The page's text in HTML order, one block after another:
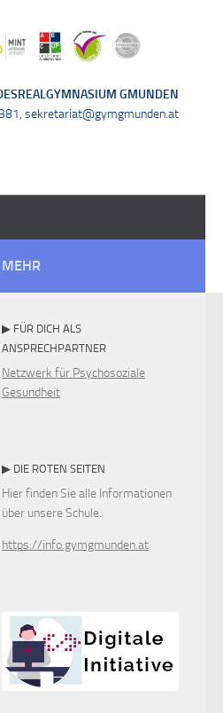
GMUNDEN
sekretariat@gymgmunden.at
MEHR
▶ FÜR DICH ALS
ANSPRECHPARTNER
Netzwerk für Psychosoziale
Gesundheit
▶ DIE ROTEN SEITEN
Hier finden Sie alle Informationen
über unsere Schule.
https://info.gymgmunden.at